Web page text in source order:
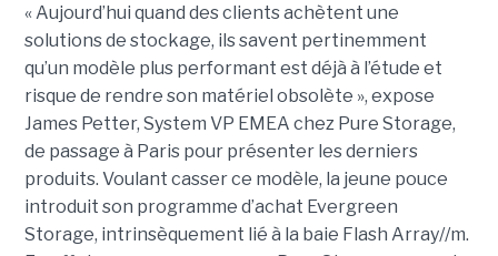
« Aujourd’hui quand des clients achètent une
solutions de stockage, ils savent pertinemment
qu’un modèle plus performant est déjà à l’étude et
risque de rendre son matériel obsolète », expose
James Petter, System VP EMEA chez Pure Storage,
de passage à Paris pour présenter les derniers
produits. Voulant casser ce modèle, la jeune pouce
introduit son programme d’achat Evergreen
Storage, intrinsèquement lié à la baie Flash Array//m.